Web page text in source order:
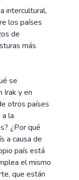
intercultural,
los países
de
más
se
Irak y en
otros países
la
¿Por qué
a causa de
país está
el mismo
que están